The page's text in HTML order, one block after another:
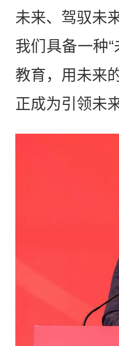
未来、驾驭未
我们具备一种
教育，用未来
正成为引领未